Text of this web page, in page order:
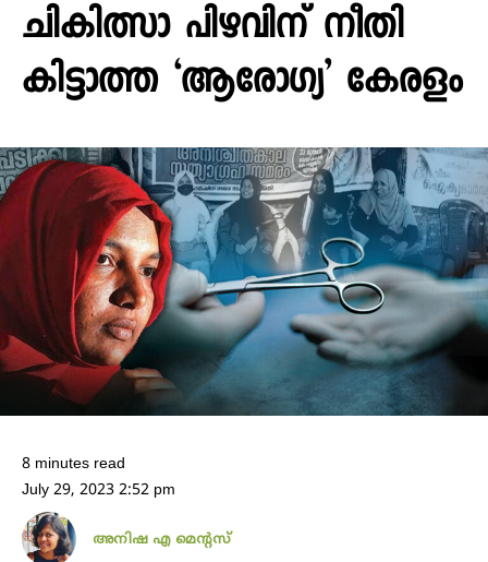
ചികിത്സാ പിഴവിന് നീതി
കിട്ടാത്ത ‘ആരോ​ഗ്യ’ കേരളം
8 minutes read
July 29, 2023 2:52 pm
അനിഷ എ മെന്റസ്